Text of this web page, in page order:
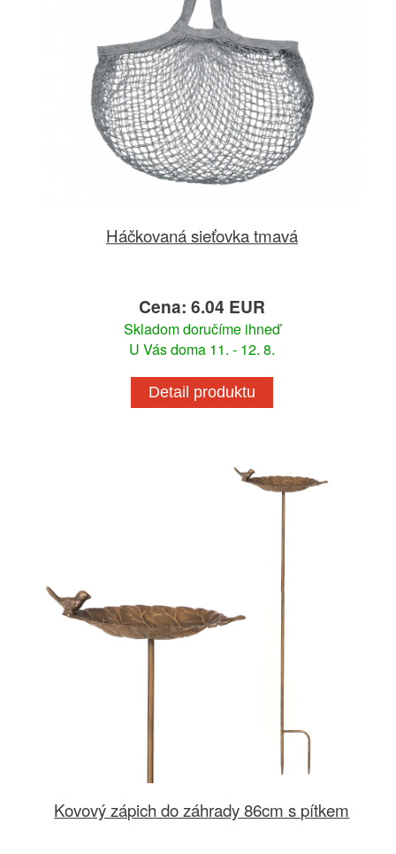
Háčkovaná sieťovka tmavá
Cena: 6.04 EUR
Skladom doručíme ihneď
U Vás doma 11. - 12. 8.
Detail produktu
Kovový zápich do záhrady 86cm s pítkem